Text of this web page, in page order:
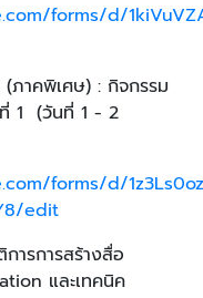
forms/d/
ภาคพิเศษ) : กิจกรรม
ที่ 1 (วันที่ 1 - 2
forms/d/
edit
ารการสร้างสื่อ
และเทคนิค